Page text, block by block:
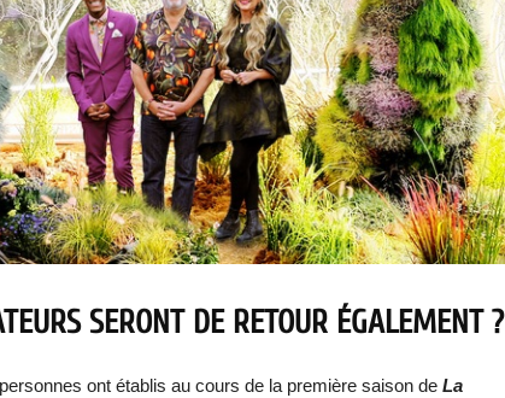
SERONT DE RETOUR ÉGALEMENT ?
ont établis au cours de la première saison de La